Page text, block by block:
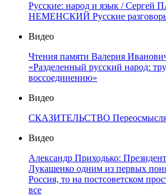
Русские: народ и язык /
НЕМЕНСКИЙ Русские
Видео
Чтения памяти Валерия
«Разделенный русский народ:
воссоединению»
Видео
СКАЗИТЕЛЬСТВО
Видео
Александр Приходько:
Лукашенко одним из первых
Россия, то на постсоветском
все